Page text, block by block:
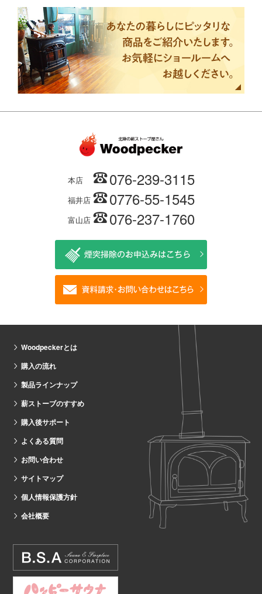
本店 076-239-3115
福井店 0776-55-1545
富山店 076-237-1760
Woodpeckerとは
購入の流れ
製品ラインナップ
薪ストーブのすすめ
購入後サポート
よくある質問
お問い合わせ
サイトマップ
個人情報保護方針
会社概要